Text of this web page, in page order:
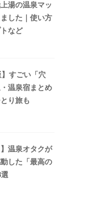
湯の温泉マッ
した｜使い方
など
】すごい「穴
温泉宿まとめ
とり旅も
温泉オタクが
した「最高の